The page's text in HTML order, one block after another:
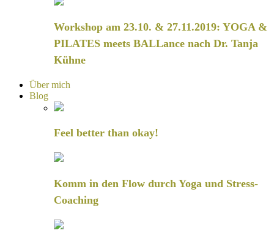
Workshop am 23.10. & 27.11.2019: YOGA &
PILATES meets BALLance nach Dr. Tanja
Kühne
Über mich
Blog
Feel better than okay!
Komm in den Flow durch Yoga und Stress-
Coaching